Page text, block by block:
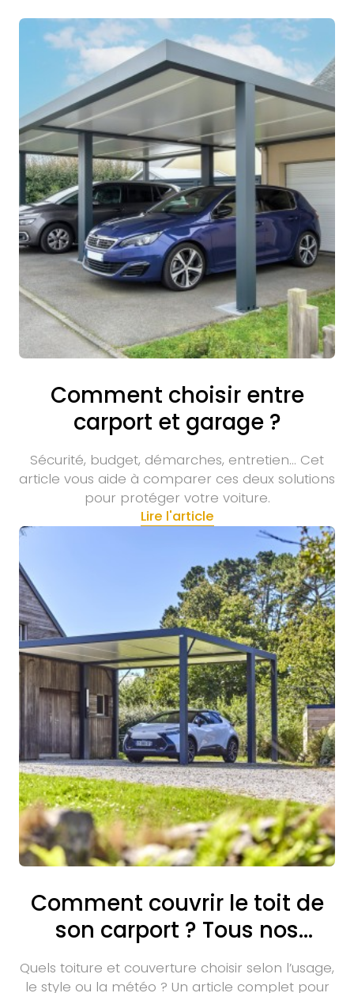
Comment choisir entre
carport et garage ?
Sécurité, budget, démarches, entretien… Cet
article vous aide à comparer ces deux solutions
pour protéger votre voiture.
Lire l'article
Comment couvrir le toit de
son carport ? Tous nos
conseils
Quels toiture et couverture choisir selon l’usage,
le style ou la météo ? Un article complet pour